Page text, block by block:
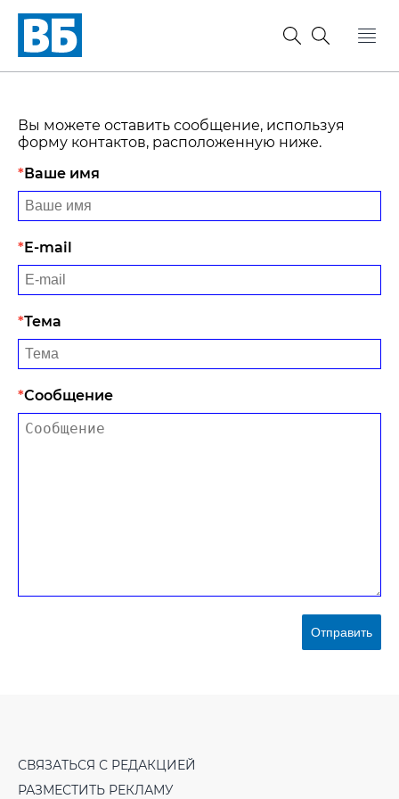
Вы можете оставить сообщение, используя
форму контактов, расположенную ниже.
Ваше имя
E-mail
Тема
Сообщение
Отправить
СВЯЗАТЬСЯ С РЕДАКЦИЕЙ
РАЗМЕСТИТЬ РЕКЛАМУ